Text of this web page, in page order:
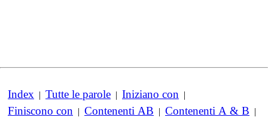
Index | Tutte le parole | Iniziano con |
Finiscono con | Contenenti AB | Contenenti A & B |